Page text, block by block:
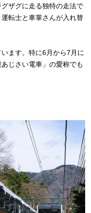
ザグに走る独特の走法で
転士と車掌さんが入れ替
ます。特に6月から7月に
じさい電車」の愛称でも